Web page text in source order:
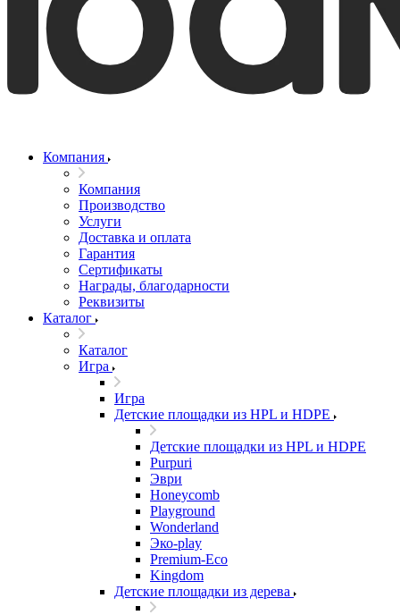
Компания
Компания
Производство
Услуги
Доставка и оплата
Гарантия
Сертификаты
Награды, благодарности
Реквизиты
Каталог
Каталог
Игра
Игра
Детские площадки из HPL и HDPE
Детские площадки из HPL и HDPE
Purpuri
Эври
Honeycomb
Playground
Wonderland
Эко-play
Premium-Eco
Kingdom
Детские площадки из дерева